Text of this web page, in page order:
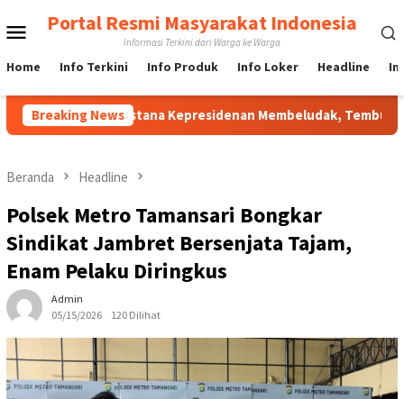
ke
Menu
Mobile
Portal Resmi Masyarakat Indonesia
Informasi Terkini dari Warga ke Warga
Home Info Terkini Info Produk Info Loker Headline
Breaking News
di Istana Kepresidenan Membeludak, Tembus 336 Ribu
Beranda Headline
Polsek Metro Tamansari Bongkar
Sindikat Jambret Bersenjata Tajam,
Enam Pelaku Diringkus
Admin
05/15/2026
120 Dilihat